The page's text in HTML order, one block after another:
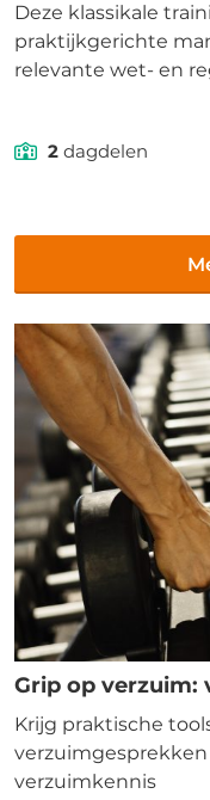
Deze klassikale
praktijkgerichte
relevante wet- en
2 dagdelen
Grip op
Krijg praktische
verzuimkennis